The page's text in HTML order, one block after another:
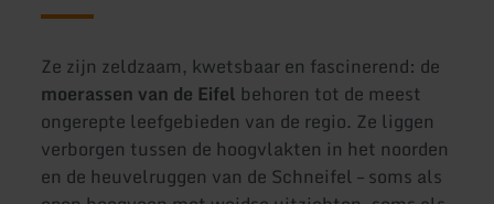
Ze zijn zeldzaam, kwetsbaar en fascinerend: de
moerassen van de Eifel behoren tot de meest
ongerepte leefgebieden van de regio. Ze liggen
verborgen tussen de hoogvlakten in het noorden
en de heuvelruggen van de Schneifel – soms als